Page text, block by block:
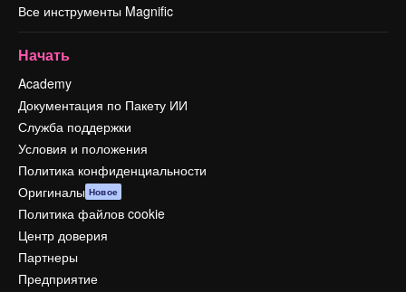
Все инструменты Magnific
Начать
Academy
Документация по Пакету ИИ
Служба поддержки
Условия и положения
Политика конфиденциальности
Оригиналы Новое
Политика файлов cookie
Центр доверия
Партнеры
Предприятие